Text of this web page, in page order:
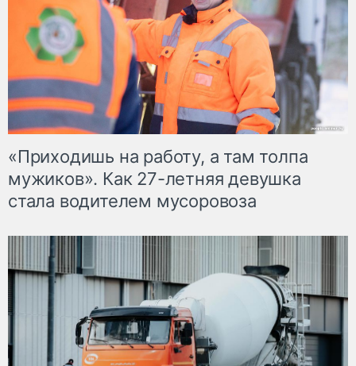
«Приходишь на работу, а там толпа
мужиков». Как 27-летняя девушка
стала водителем мусоровоза